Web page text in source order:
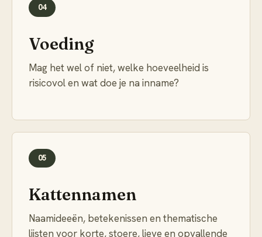
04
Voeding
Mag het wel of niet, welke hoeveelheid is
risicovol en wat doe je na inname?
05
Kattennamen
Naamideeën, betekenissen en thematische
lijsten voor korte, stoere, lieve en opvallende